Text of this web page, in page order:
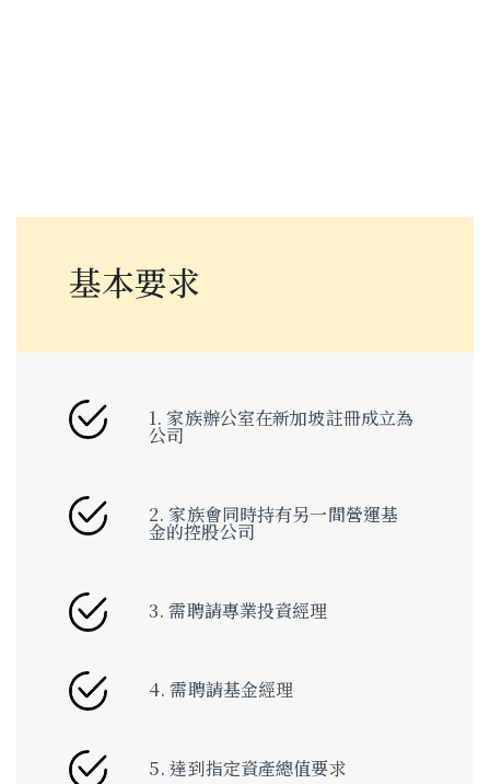
基本要求
1. 家族辦公室在新加坡註冊成立為
公司
2. 家族會同時持有另一間營運基
金的控股公司
3. 需聘請專業投資經理
4. 需聘請基金經理
5. 達到指定資產總值要求